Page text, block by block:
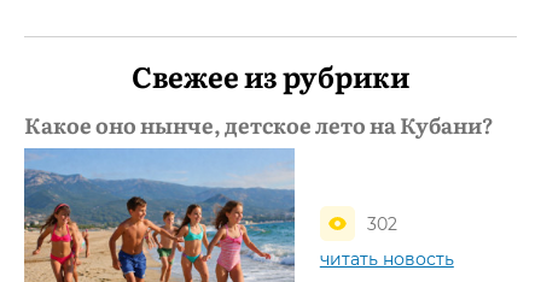
Свежее из рубрики
Какое оно нынче, детское лето на Кубани?
302
читать новость